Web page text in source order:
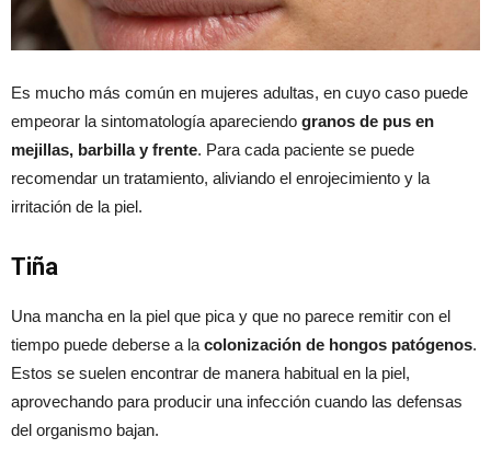
Es mucho más común en mujeres adultas, en cuyo caso puede
empeorar la sintomatología apareciendo granos de pus en
mejillas, barbilla y frente. Para cada paciente se puede
recomendar un tratamiento, aliviando el enrojecimiento y la
irritación de la piel.
Tiña
Una mancha en la piel que pica y que no parece remitir con el
tiempo puede deberse a la colonización de hongos patógenos.
Estos se suelen encontrar de manera habitual en la piel,
aprovechando para producir una infección cuando las defensas
del organismo bajan.